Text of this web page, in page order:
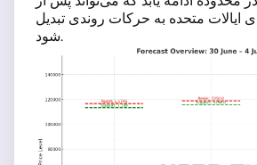
متحده به حرکات روندی تبدیل
شود.